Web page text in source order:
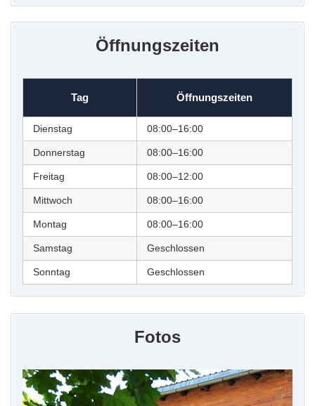
Öffnungszeiten
Tag Öffnungszeiten
Dienstag 08:00–16:00
Donnerstag 08:00–16:00
Freitag 08:00–12:00
Mittwoch 08:00–16:00
Montag 08:00–16:00
Samstag Geschlossen
Sonntag Geschlossen
Fotos